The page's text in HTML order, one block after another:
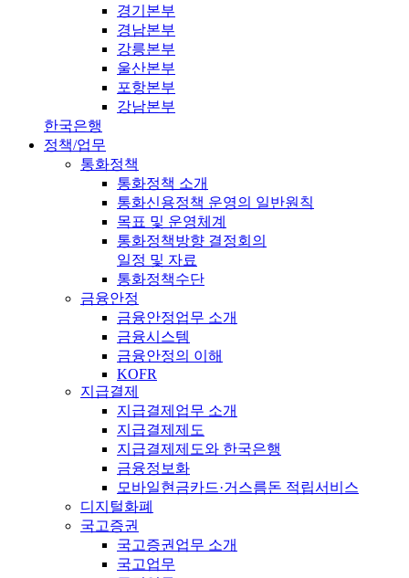
경기본부
경남본부
강릉본부
울산본부
포항본부
강남본부
한국은행
정책/업무
통화정책
통화정책 소개
통화신용정책 운영의 일반원칙
목표 및 운영체계
통화정책방향 결정회의
일정 및 자료
통화정책수단
금융안정
금융안정업무 소개
금융시스템
금융안정의 이해
KOFR
지급결제
지급결제업무 소개
지급결제제도
지급결제제도와 한국은행
금융정보화
모바일현금카드·거스름돈 적립서비스
디지털화폐
국고증권
국고증권업무 소개
국고업무